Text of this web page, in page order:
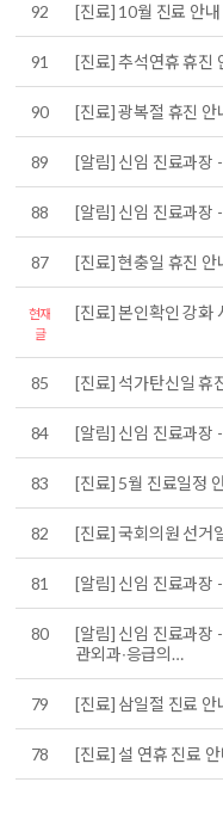
92 [진료] 10월 진료 안내
91 [진료] 추석연휴 휴진
90 [진료] 광복절 휴진 안
89 [알림] 신임 진료과장
88 [알림] 신임 진료과장
87 [진료] 현충일 휴진 안
현재
글
[진료] 본인확인 강화
85 [진료] 석가탄신일 휴
84 [알림] 신임 진료과장
83 [진료] 5월 진료일정
82 [진료] 국회의원 선거
81 [알림] 신임 진료과장
80
[알림] 신임 진료과장
관외과∙응급의…
79 [진료] 삼일절 진료 안
78 [진료] 설 연휴 진료